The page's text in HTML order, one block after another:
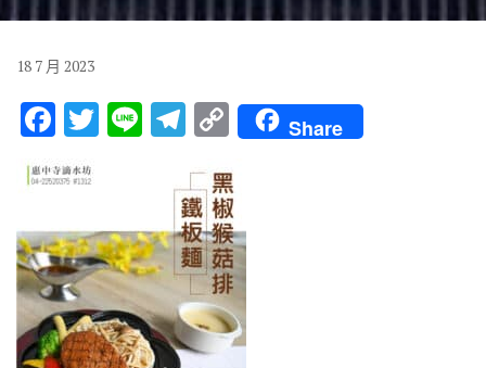
18 7 月 2023
F
ac
e
b
o
o
k
T
te
r
Li T
e
gr
a
m
C
o
p
y
Li
n
k
Share